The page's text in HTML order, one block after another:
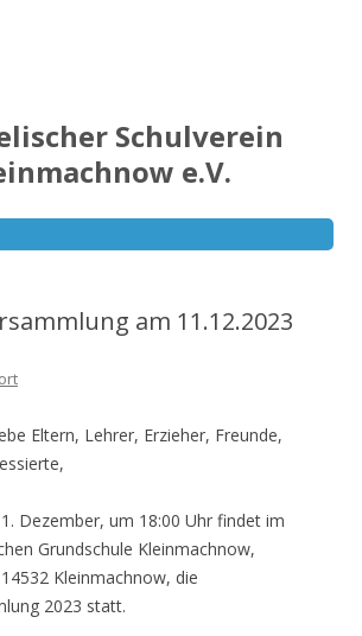
Schulverein
e.V.
am 11.12.2023
Eltern, Lehrer, Erzieher, Freunde,
Dezember, um 18:00 Uhr findet im
Grundschule Kleinmachnow,
Kleinmachnow, die
2023 statt.